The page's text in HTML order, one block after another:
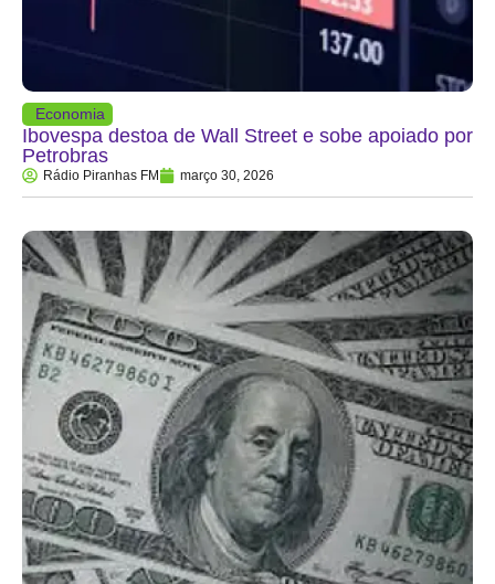
Economia
Ibovespa destoa de Wall Street e sobe apoiado por
Petrobras
Rádio Piranhas FM março 30, 2026